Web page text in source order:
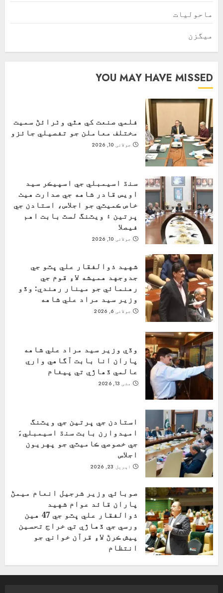
ماحولیات
ميگزن
YOU MAY HAVE MISSED
فلمي صنعت کي ھٿي وٺرائڻ سميت
مختلف معاملن جو تفصيلي جائزو
جولائی 10, 2026
سنڌ اسيمبلي جي اسپيڪر سيد
اويس قادر شاهه جي صدارت هيٺ
خاص ڪميٽي جو اجلاس، استادن جي
ڀرتين ۽ ويٽنگ لسٽ بابت اهم
فيصلا
جولائی 10, 2026
شهيد ذوالفقار علي ڀٽو جي
جدوجهد هميشه لاءِ قوم جي
رهنمائي جو مينار رهندي: وڏو
وزير سيد مراد علي شاهه
جولائی 6, 2026
وڏي وزير سيد مراد علي شاهه
پاران انا بابت آگاهي واري
عالمي ڏھاڙي تي پيغام
مئی 13, 2026
استادن جي ڀرتين جي ويٽنگ
اميدوارن بابت سنڌ اسيمبليءَ
جي خصوصي ڪاميٽي جو پهريون
اجلاس
اپریل 23, 2026
صوبائي وزير شرجيل انعام ميمڻ
پاران قائد عوام شهيد
ذوالفقار علي ڀٽو جي 47 هين
ورسي جي ڏهاڙي تي خراج تحسين
پيش ڪرڻ لاءِ قرآن خواني جو
انتظام